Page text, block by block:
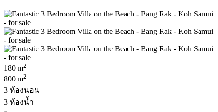
180 m2
800 m2
3 ห้องนอน
3 ห้องน้ำ